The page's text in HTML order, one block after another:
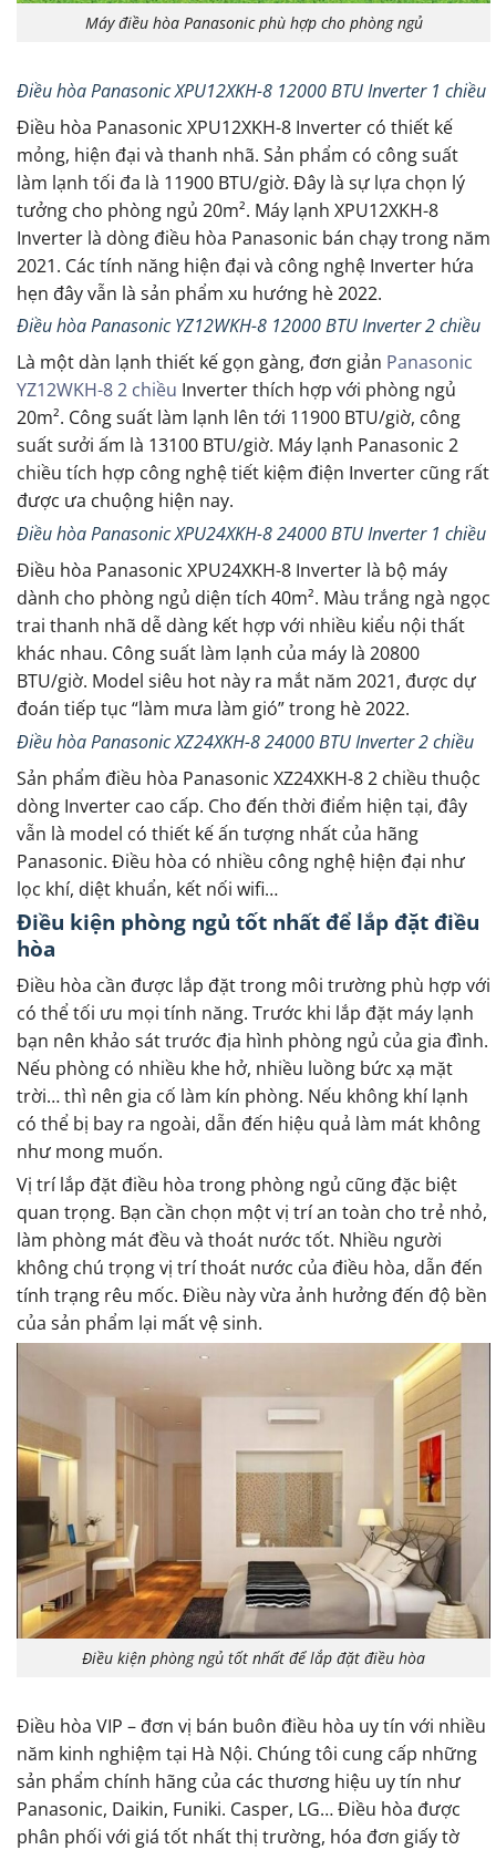
Máy điều hòa Panasonic phù hợp cho phòng ngủ
Điều hòa Panasonic XPU12XKH-8 12000 BTU Inverter 1 chiều
Điều hòa Panasonic XPU12XKH-8 Inverter có thiết kế
mỏng, hiện đại và thanh nhã. Sản phẩm có công suất
làm lạnh tối đa là 11900 BTU/giờ. Đây là sự lựa chọn lý
tưởng cho phòng ngủ 20m². Máy lạnh XPU12XKH-8
Inverter là dòng điều hòa Panasonic bán chạy trong năm
2021. Các tính năng hiện đại và công nghệ Inverter hứa
hẹn đây vẫn là sản phẩm xu hướng hè 2022.
Điều hòa Panasonic YZ12WKH-8 12000 BTU Inverter 2 chiều
Là một dàn lạnh thiết kế gọn gàng, đơn giản Panasonic
YZ12WKH-8 2 chiều Inverter thích hợp với phòng ngủ
20m². Công suất làm lạnh lên tới 11900 BTU/giờ, công
suất sưởi ấm là 13100 BTU/giờ. Máy lạnh Panasonic 2
chiều tích hợp công nghệ tiết kiệm điện Inverter cũng rất
được ưa chuộng hiện nay.
Điều hòa Panasonic XPU24XKH-8 24000 BTU Inverter 1 chiều
Điều hòa Panasonic XPU24XKH-8 Inverter là bộ máy
dành cho phòng ngủ diện tích 40m². Màu trắng ngà ngọc
trai thanh nhã dễ dàng kết hợp với nhiều kiểu nội thất
khác nhau. Công suất làm lạnh của máy là 20800
BTU/giờ. Model siêu hot này ra mắt năm 2021, được dự
đoán tiếp tục “làm mưa làm gió” trong hè 2022.
Điều hòa Panasonic XZ24XKH-8 24000 BTU Inverter 2 chiều
Sản phẩm điều hòa Panasonic XZ24XKH-8 2 chiều thuộc
dòng Inverter cao cấp. Cho đến thời điểm hiện tại, đây
vẫn là model có thiết kế ấn tượng nhất của hãng
Panasonic. Điều hòa có nhiều công nghệ hiện đại như
lọc khí, diệt khuẩn, kết nối wifi…
Điều kiện phòng ngủ tốt nhất để lắp đặt điều
hòa
Điều hòa cần được lắp đặt trong môi trường phù hợp với
có thể tối ưu mọi tính năng. Trước khi lắp đặt máy lạnh
bạn nên khảo sát trước địa hình phòng ngủ của gia đình.
Nếu phòng có nhiều khe hở, nhiều luồng bức xạ mặt
trời… thì nên gia cố làm kín phòng. Nếu không khí lạnh
có thể bị bay ra ngoài, dẫn đến hiệu quả làm mát không
như mong muốn.
Vị trí lắp đặt điều hòa trong phòng ngủ cũng đặc biệt
quan trọng. Bạn cần chọn một vị trí an toàn cho trẻ nhỏ,
làm phòng mát đều và thoát nước tốt. Nhiều người
không chú trọng vị trí thoát nước của điều hòa, dẫn đến
tính trạng rêu mốc. Điều này vừa ảnh hưởng đến độ bền
của sản phẩm lại mất vệ sinh.
Điều kiện phòng ngủ tốt nhất để lắp đặt điều hòa
Điều hòa VIP – đơn vị bán buôn điều hòa uy tín với nhiều
năm kinh nghiệm tại Hà Nội. Chúng tôi cung cấp những
sản phẩm chính hãng của các thương hiệu uy tín như
Panasonic, Daikin, Funiki. Casper, LG… Điều hòa được
phân phối với giá tốt nhất thị trường, hóa đơn giấy tờ